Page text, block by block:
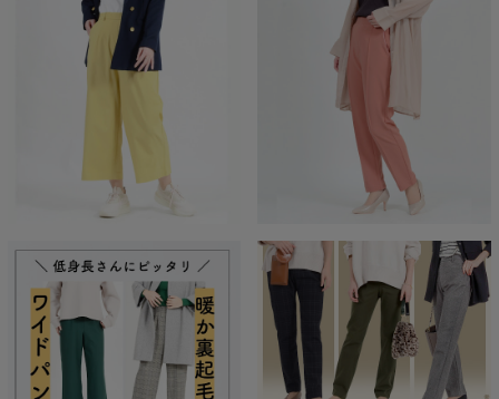
たどり着いたのは上質なストレッチ素材とシルエットから作
られるストレートパンツ。当店のパンツは、年齢にかかわら
ず、女性なら誰もが抱える体型の悩みに寄り添い、 変化し